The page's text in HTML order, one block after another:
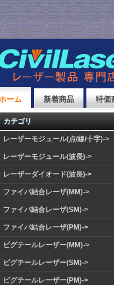
ーム 新着商品 特価
カテゴリ
レーザーモジュール(点/線/十字)->
レーザーモジュール(波長)->
レーザーダイオード(波長)->
ファイバ結合レーザ(MM)->
ファイバ結合レーザ(SM)->
ファイバ結合レーザ(PM)->
ピグテールレーザー(MM)->
ピグテールレーザー(SM)->
ピグテールレーザー(PM)->